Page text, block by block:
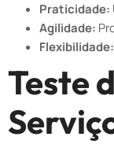
Praticidade:
Agilidade:
Flexibilidade:
Teste